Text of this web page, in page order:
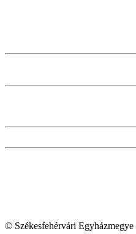
© Székesfehérvári Egyházmegye